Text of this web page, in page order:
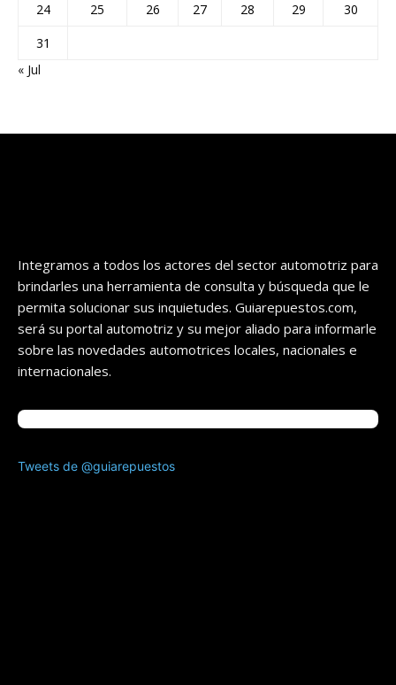
24
25 26 27 28 29
30
31
« Jul
Integramos a todos los actores del sector automotriz para
brindarles una herramienta de consulta y búsqueda que le
permita solucionar sus inquietudes. Guiarepuestos.com,
será su portal automotriz y su mejor aliado para informarle
sobre las novedades automotrices locales, nacionales e
internacionales.
Tweets de @guiarepuestos